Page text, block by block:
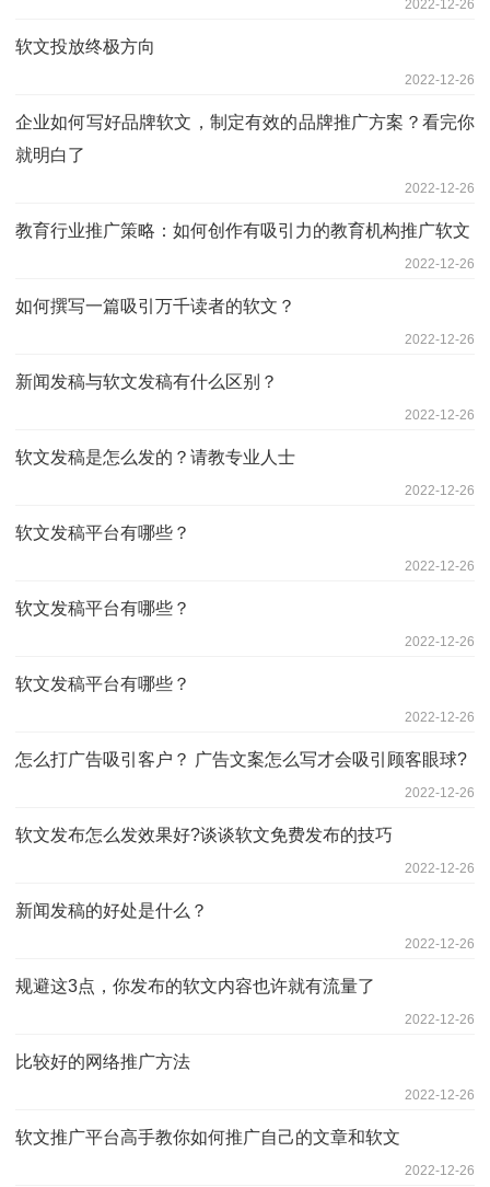
2022-12-26
软文投放终极方向
2022-12-26
企业如何写好品牌软文，制定有效的品牌推广方案？看完你
就明白了
2022-12-26
教育行业推广策略：如何创作有吸引力的教育机构推广软文
2022-12-26
如何撰写一篇吸引万千读者的软文？
2022-12-26
新闻发稿与软文发稿有什么区别？
2022-12-26
软文发稿是怎么发的？请教专业人士
2022-12-26
软文发稿平台有哪些？
2022-12-26
软文发稿平台有哪些？
2022-12-26
软文发稿平台有哪些？
2022-12-26
怎么打广告吸引客户？ 广告文案怎么写才会吸引顾客眼球?
2022-12-26
软文发布怎么发效果好?谈谈软文免费发布的技巧
2022-12-26
新闻发稿的好处是什么？
2022-12-26
规避这3点，你发布的软文内容也许就有流量了
2022-12-26
比较好的网络推广方法
2022-12-26
软文推广平台高手教你如何推广自己的文章和软文
2022-12-26